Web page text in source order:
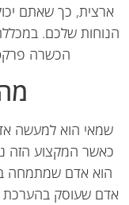
כך שאתם
שלכם. במכללת
הכשרה
מה
הוא למעשה אדם
המקצוע הזה
אדם שמתמחה
שעוסק בהערכת